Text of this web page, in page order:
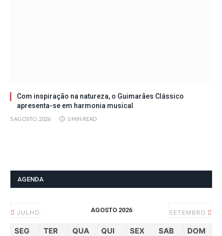
Com inspiração na natureza, o Guimarães Clássico
apresenta-se em harmonia musical
5 AGOSTO, 2026 1 MIN READ
AGENDA
JULHO AGOSTO 2026 SETEMBRO
SEG TER QUA QUI SEX SAB DOM